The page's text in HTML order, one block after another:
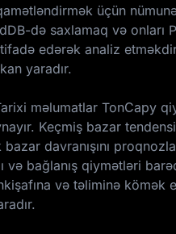
üçün
də saxlamaq və
edərək analiz
yaradır.
məlumatlar TonCapy
Keçmiş bazar
davranışını
və bağlanış qiymətləri
və təliminə kömək